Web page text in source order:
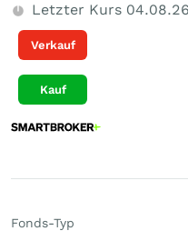
Letzter Kurs 04.08.26
Verkauf
Kauf
Fonds-Typ